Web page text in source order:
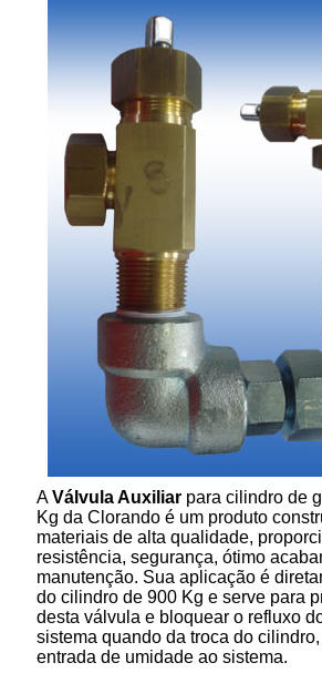
AVálvula Auxiliar para cilindro de
Kg da Clorando é um produto
materiais de alta qualidade,
resistência, segurança, ótimo
manutenção. Sua aplicação é
do cilindro de 900 Kg e serve para
desta válvula e bloquear o refluxo
sistema quando da troca do
entrada de umidade ao sistema.